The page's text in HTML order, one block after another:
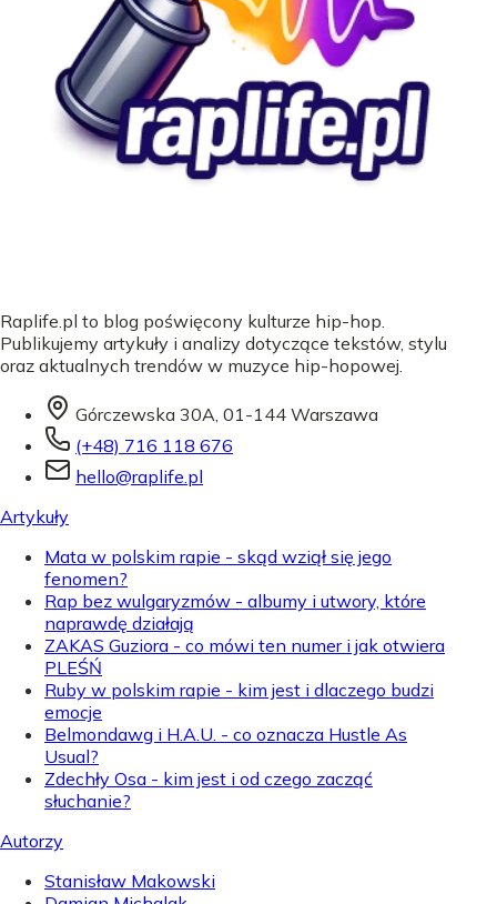
Raplife.pl to blog poświęcony kulturze hip-hop.
Publikujemy artykuły i analizy dotyczące tekstów, stylu
oraz aktualnych trendów w muzyce hip-hopowej.
Górczewska 30A, 01-144 Warszawa
(+48) 716 118 676
hello@raplife.pl
Artykuły
Mata w polskim rapie - skąd wziął się jego
fenomen?
Rap bez wulgaryzmów - albumy i utwory, które
naprawdę działają
ZAKAS Guziora - co mówi ten numer i jak otwiera
PLEŚŃ
Ruby w polskim rapie - kim jest i dlaczego budzi
emocje
Belmondawg i H.A.U. - co oznacza Hustle As
Usual?
Zdechły Osa - kim jest i od czego zacząć
słuchanie?
Autorzy
Stanisław Makowski